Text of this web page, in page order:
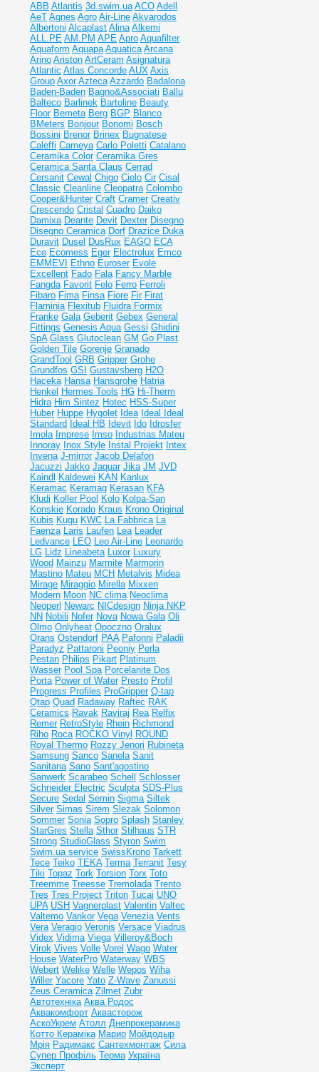
ABB Atlantis 3d.swim.ua ACO Adell
AeT Agnes Agro Air-Line Akvarodos
Albertoni Alcaplast Alina Alkemi
ALL.PE AM.PM APE Apro Aquafilter
Aquaform Aquapa Aquatica Arcana
Arino Ariston ArtCeram Asignatura
Atlantic Atlas Concorde AUX Axis
Group Axor Azteca Azzardo Badalona
Baden-Baden Bagno&Associati Ballu
Balteco Barlinek Bartoline Beauty
Floor Bemeta Berg BGP Blanco
BMeters Bonjour Bonomi Bosch
Bossini Brenor Brinex Bugnatese
Caleffi Cameya Carlo Poletti Catalano
Ceramika Color Ceramika Gres
Ceramiсa Santa Claus Cerrad
Cersanit Cewal Chigo Cielo Cir Cisal
Classic Cleanline Cleopatra Colombo
Cooper&Hunter Craft Cramer Creativ
Crescendo Cristal Cuadro Daiko
Damixa Deante Devit Dexter Disegno
Disegno Ceramica Dorf Drazice Duka
Duravit Dusel DusRux EAGO ECA
Ece Ecomess Eger Electrolux Emco
EMMEVI
Ethno Euroser Evole
Excellent Fado Fala Fancy Marble
Fangda Favorit Felo Ferro Ferroli
Fibaro Fima Finsa Fiore Fir Firat
Flaminia Flexitub Fluidra Formix
Franke Gala Geberit Gebex General
Fittings Genesis Aqua Gessi Ghidini
SpA Glass Glutoclean GM Go Plast
Golden Tile Gorenje Granado
GrandTool GRB Gripper Grohe
Grundfos GSI Gustavsberg H2O
Haceka Hansa Hansgrohe Hatria
Henkel Hermes Tools HG Hi-Therm
Hidra Him Sintez Hotec HSS-Super
Huber Huppe Hygolet Idea Ideal
Ideal
Standard Ideal НВ Idevit Ido Idrosfer
Imola Imprese Imso Industrias Mateu
Innoray Inox Style Instal Projekt Intex
Invena J-mirror Jacob Delafon
Jacuzzi Jakko Jaquar Jika JM JVD
Kaindl
Kaldewei KAN Kanlux
Keramac Keramag Kerasan KFA
Kludi Koller Pool Kolo Kolpa-San
Konskie Korado Kraus Krono Original
Kubis Kugu KWC La Fabbrica La
Faenza Laris Laufen Lea Leader
Ledvance LEO Leo Air-Line Leonardo
LG Lidz Lineabeta Luxor Luxury
Wood Mainzu Marmite Marmorin
Mastino Mateu MCH Metalvis Midea
Mirage Miraggio Mirella Mixxen
Modern Moon NC clima Neoclima
Neoperl Newarc NICdesign Ninja NKP
NN Nobili Nofer Nova Nowa Gala Oli
Olmo Onlyheat Opoczno Oralux
Orans Ostendorf PAA Pafonni Paladii
Paradyz Pattaroni Peoniy Perla
Pestan Philips Pikart Platinum
Wasser Pool Spa Porcelanite Dos
Porta Power of Water Presto Profil
Progress Profiles ProGripper Q-tap
Qtap Quad Radaway Raftec RAK
Ceramics Ravak Raviraj Rea Relfix
Remer RetroStyle Rhein Richmond
Riho Roca ROCKO Vinyl ROUND
Royal Thermo Rozzy Jenori Rubineta
Samsung Sanco Sanela Sanit
Sanitana Sano Sant'agostino
Sanwerk Scarabeo Schell
Schlosser
Schneider Electric Sculpta SDS-Plus
Secure Sedal Semin Sigma Siltek
Silver Simas Sirem Slezak Solomon
Sommer Sonia Sopro Splash Stanley
StarGres Stella Sthor Stilhaus STR
Strong StudioGlass Styron Swim
Swim.ua service SwissKrono Tarkett
Tece Teiko TEKA Terma Terranit Tesy
Tiki Topaz Tork Torsion Torx Toto
Treemme Treesse Tremolada Trento
Tres Tres Project Triton Tucai UNO
UPA USH Vagnerplast Valentin Valtec
Valtemo Vankor Vega Venezia Vents
Vera Veragio Veronis Versace Viadrus
Videx Vidima Viega Villeroy&Boch
Virok Vives Volle Vorel Wago Water
House WaterPro Waterway WBS
Webert Welike Welle Wepos Wiha
Willer Yacore Yato Z-Wave Zanussi
Zeus Ceramica Zilmet Zubr
Автотехніка Аква Родос
Аквакомфорт Аквасторож
АскоУкрем Атолл Днепрокерамика
Котто Кераміка Марио Мойдодыр
Мрія Радимакс Сантехмонтаж Сила
Супер Профіль Терма Україна
Эксперт